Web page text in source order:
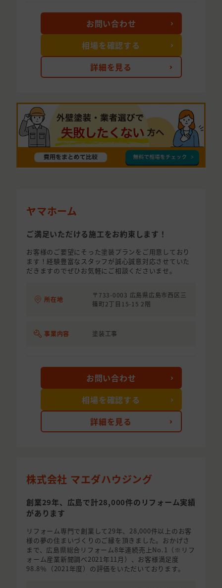
詳細を見る
お問い合わせ
相場を確認する
ヤマホーム
ご満足いただける施工をお約束します！
お客様のご要望にそった塗装プランをご用意しており
ます！経験豊富なスタッフが誠心誠意対応させていた
だきますのでぜひお気軽にご相談くださいませ。
所在地
〒733-0003 広島県広島市西区三
篠町2丁目15-15 2階
事業内容 塗装工事
詳細を見る
お問い合わせ
相場を確認する
株式会社 マエダハウジング
創業29年、広島で計28,000件のリフォーム実績
があります
リフォーム専門で創業して29年、28,000件以上のお客
様の夢の住まいづくりのご縁を頂きました。おかげさ
まで、広島県総合リフォーム8年連続売上No.1（※リフ
ォーム産業新聞調べ2021年11月）、お客様満足度
98.8％（2021年度）の評価をいただいております。